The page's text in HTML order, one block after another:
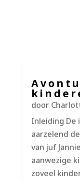
door
Inleiding De
aarzelend
van juf
aanwezige
zoveel